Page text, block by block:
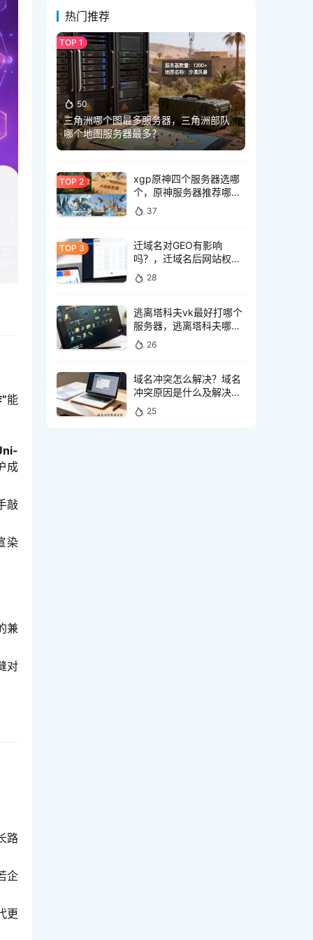
能
成
敲
染
兼
对
路
企
更
热门推荐
50
三角洲哪个图最多服务器，三角洲部队
哪个地图服务器最多？
xgp原神四个服务器选哪
个，原神服务器推荐哪个
好
37
迁域名对GEO有影响
吗？，迁域名后网站权重
会丢失吗
28
逃离塔科夫vk最好打哪个
服务器，逃离塔科夫哪个
服务器延迟低
26
域名冲突怎么解决？域名
冲突原因是什么及解决方
法
25